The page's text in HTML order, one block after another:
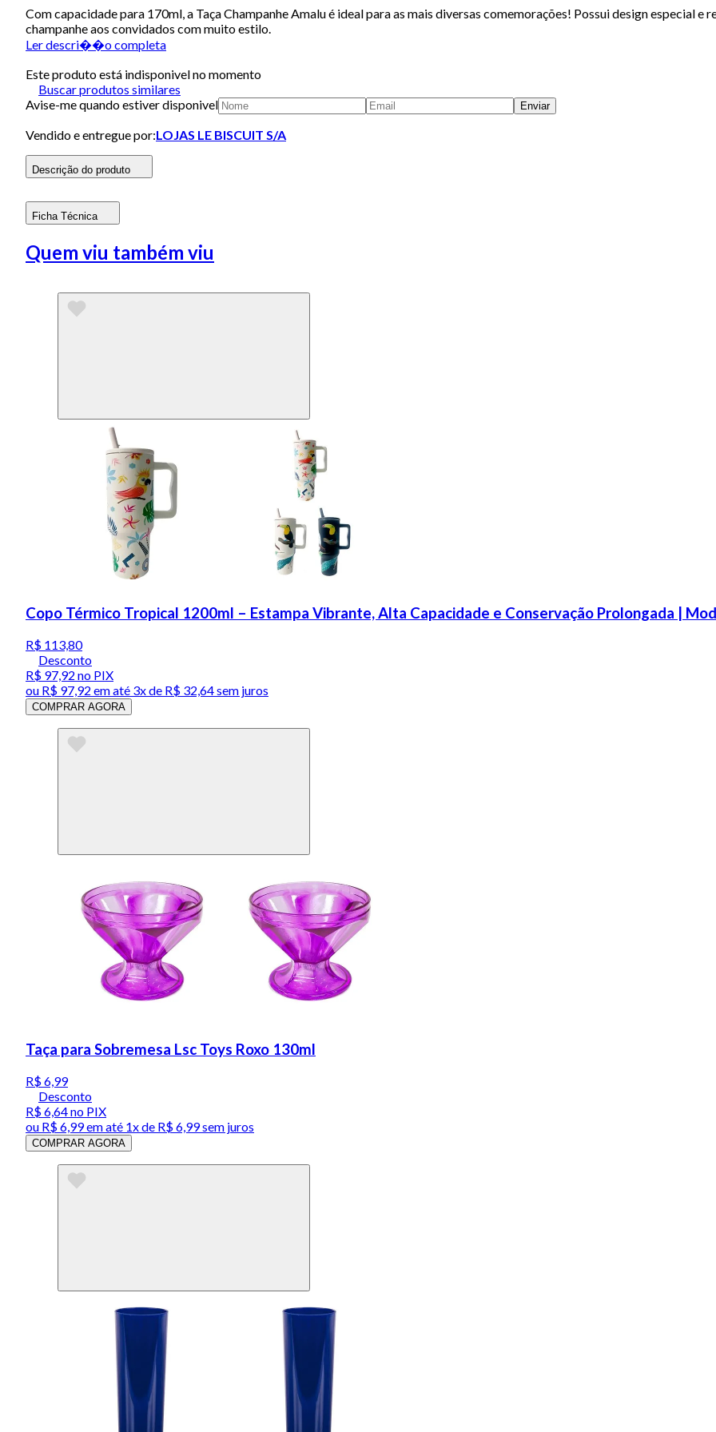
Com capacidade para 170ml, a Taça Champanhe Amalu é ideal para as mais diversas comemorações! Possui design especial
champanhe aos convidados com muito estilo.
Ler descri��o completa
Este produto está indisponivel no momento
Buscar produtos similares
Avise-me quando estiver disponivel
Enviar
Vendido e entregue por:LOJAS LE BISCUIT S/A
Descrição do produto
Ficha Técnica
Quem viu também viu
Copo Térmico Tropical 1200ml – Estampa Vibrante, Alta Capacidade e Conservação Prolongada |
R$ 113,80
Desconto
R$ 97,92 no PIX
ou R$ 97,92 em até 3x de R$ 32,64 sem juros
COMPRAR AGORA
Taça para Sobremesa Lsc Toys Roxo 130ml
R$ 6,99
Desconto
R$ 6,64no PIX
ou R$ 6,99em até 1x de R$ 6,99sem juros
COMPRAR AGORA